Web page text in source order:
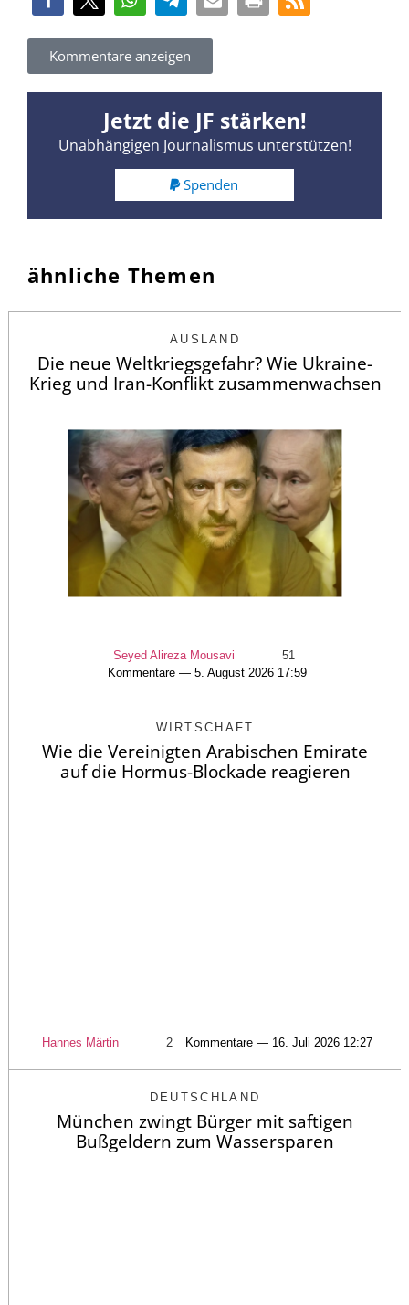
Kommentare anzeigen
Jetzt die JF stärken!
Unabhängigen Journalismus unterstützen!
Spenden
ähnliche Themen
AUSLAND
Die neue Weltkriegsgefahr? Wie Ukraine-
Krieg und Iran-Konflikt zusammenwachsen
Seyed Alireza Mousavi
51
Kommentare — 5. August 2026 17:59
WIRTSCHAFT
Wie die Vereinigten Arabischen Emirate
auf die Hormus-Blockade reagieren
Hannes Märtin 2 Kommentare — 16. Juli 2026 12:27
DEUTSCHLAND
München zwingt Bürger mit saftigen
Bußgeldern zum Wassersparen